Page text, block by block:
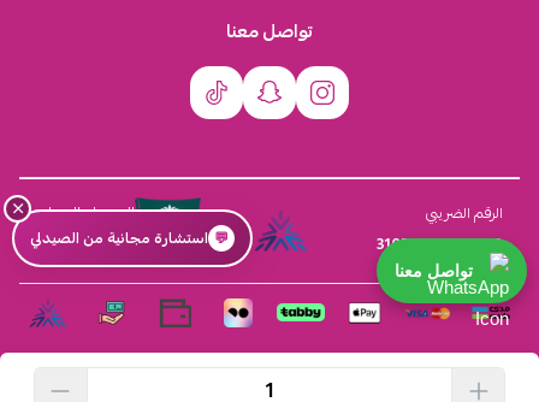
تواصل معنا
الرقم الضريبي
310555259800003
السجل التجاري
4030431116
×
💬 استشارة مجانية من الصيدلي
تواصل معنا